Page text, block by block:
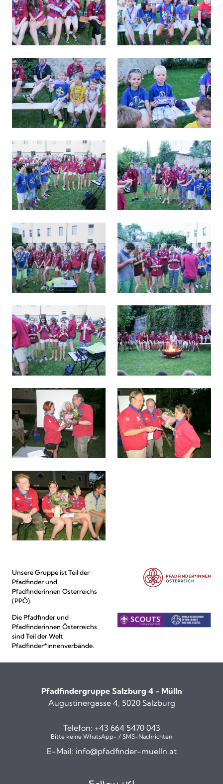
Unsere Gruppe ist Teil der
Pfadfinder und
Pfadfinderinnen Österreichs
(PPÖ).
Die Pfadfinder und
Pfadfinderinnen Österreichs
sind Teil der Welt
Pfadfinder*innenverbände.
Pfadfindergruppe Salzburg 4 - Mülln
Augustinergasse 4, 5020 Salzburg
Telefon: +43 664 5470 043
Bitte keine WhatsApp- / SMS-Nachrichten
E-Mail: info@pfadfinder-muelln.at